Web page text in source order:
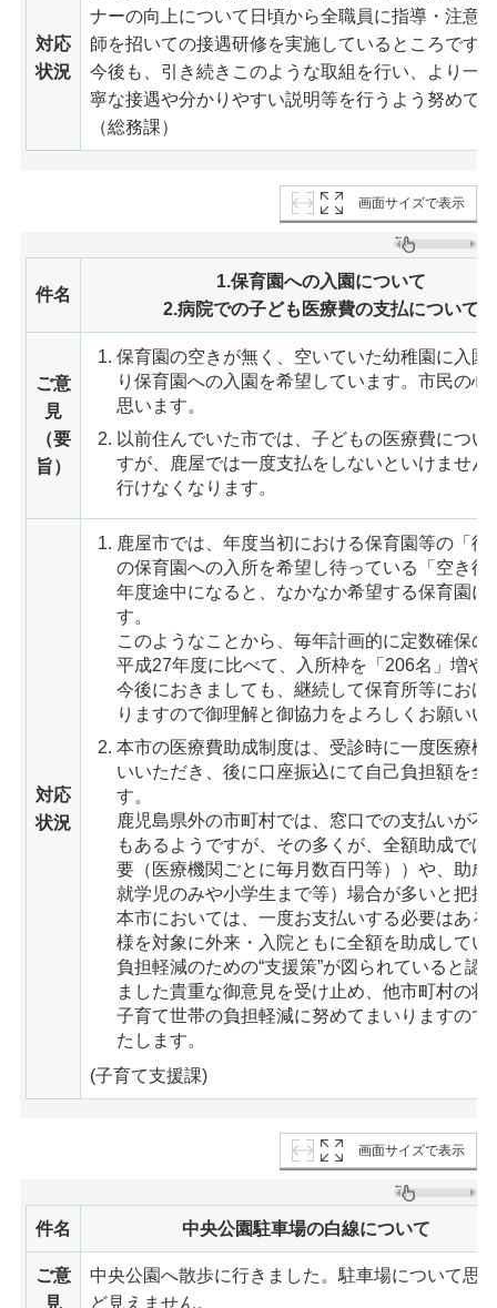
対応
状況
ナーの向上について日頃から全職員に指導・注意
師を招いての接遇研修を実施しているところです。
今後も、引き続きこのような取組を行い、より一
寧な接遇や分かりやすい説明等を行うよう努めて
（総務課）
画面サイズで表示
件名
1.保育園への入園について
2.病院での子ども医療費の支払について
ご意
見
（要
旨）
保育園の空きが無く、空いていた幼稚園に入
り保育園への入園を希望しています。市民の
思います。
以前住んでいた市では、子どもの医療費につ
すが、鹿屋では一度支払をしないといけませ
行けなくなります。
対応
状況
鹿屋市では、年度当初における保育園等の「
の保育園への入所を希望し待っている「空き
年度途中になると、なかなか希望する保育園
す。
このようなことから、毎年計画的に定数確保
平成27年度に比べて、入所枠を「206名」増や
今後におきましても、継続して保育所等にお
りますので御理解と御協力をよろしくお願いい
本市の医療費助成制度は、受診時に一度医療
いいただき、後に口座振込にて自己負担額を
す。
鹿児島県外の市町村では、窓口での支払いが
もあるようですが、その多くが、全額助成で
要（医療機関ごとに毎月数百円等））や、助
就学児のみや小学生まで等）場合が多いと把握
本市においては、一度お支払いする必要はあ
様を対象に外来・入院ともに全額を助成して
負担軽減のための“支援策”が図られていると認
ました貴重な御意見を受け止め、他市町村の
子育て世帯の負担軽減に努めてまいりますの
たします。
(子育て支援課)
画面サイズで表示
件名 中央公園駐車場の白線について
ご意
見
中央公園へ散歩に行きました。駐車場について思
ど見えません。